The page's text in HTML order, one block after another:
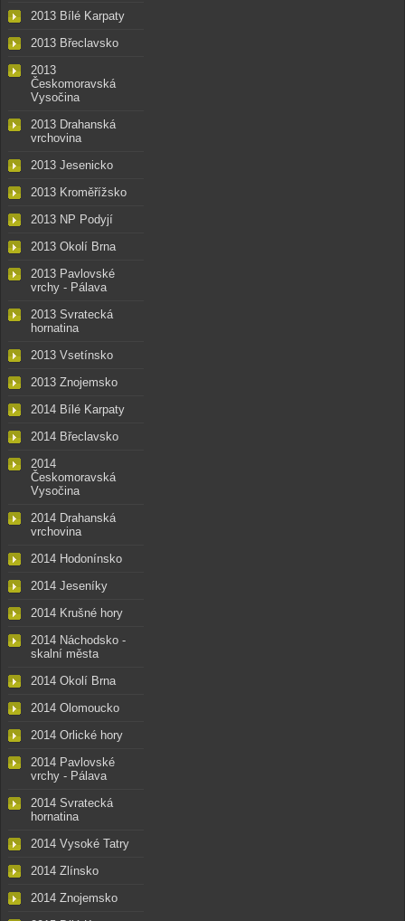
2013 Bílé Karpaty
2013 Břeclavsko
2013
Českomoravská
Vysočina
2013 Drahanská
vrchovina
2013 Jesenicko
2013 Kroměřížsko
2013 NP Podyjí
2013 Okolí Brna
2013 Pavlovské
vrchy - Pálava
2013 Svratecká
hornatina
2013 Vsetínsko
2013 Znojemsko
2014 Bílé Karpaty
2014 Břeclavsko
2014
Českomoravská
Vysočina
2014 Drahanská
vrchovina
2014 Hodonínsko
2014 Jeseníky
2014 Krušné hory
2014 Náchodsko -
skalní města
2014 Okolí Brna
2014 Olomoucko
2014 Orlické hory
2014 Pavlovské
vrchy - Pálava
2014 Svratecká
hornatina
2014 Vysoké Tatry
2014 Zlínsko
2014 Znojemsko